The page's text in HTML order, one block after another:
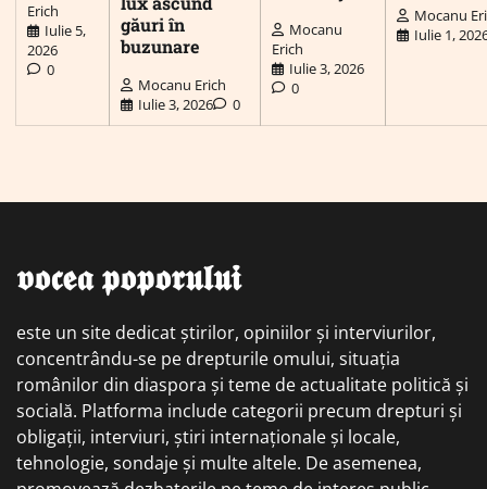
Erich
Iulie 5,
2026
0
găuri în
buzunare
Mocanu Erich
Iulie 3, 2026
0
Mocanu
Erich
Iulie 3, 2026
0
Mocanu
Iulie 1,
𝖛𝖔𝖈𝖊𝖆 𝖕𝖔𝖕𝖔𝖗𝖚𝖑𝖚𝖎
este un site dedicat știrilor, opiniilor și interviurilor,
concentrându-se pe drepturile omului, situația
românilor din diaspora și teme de actualitate politică și
socială. Platforma include categorii precum drepturi și
obligații, interviuri, știri internaționale și locale,
tehnologie, sondaje și multe altele. De asemenea,